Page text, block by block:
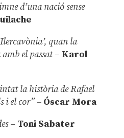
d’una nació sense
quan la
el passat– Karol
la història de Rafael
i el cor” –Óscar Mora
– Toni Sabater